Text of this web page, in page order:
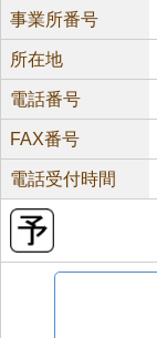
事業所番号
所在地
電話番号
FAX番号
電話受付時間